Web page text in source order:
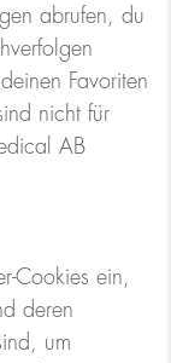
abrufen, du
Favoriten
nicht für
AB
Cookies ein,
deren
um